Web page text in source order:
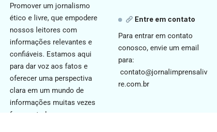
Promover um jornalismo
ético e livre, que empodere
nossos leitores com
informações relevantes e
confiáveis. Estamos aqui
para dar voz aos fatos e
oferecer uma perspectiva
clara em um mundo de
informações muitas vezes
fragmentadas.
Entre em contato
Para entrar em contato
conosco, envie um email
para:
contato@jornalimprensaliv
re.com.br